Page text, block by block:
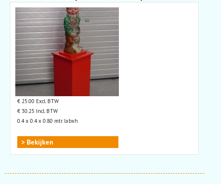
€ 25.00 Excl. BTW
€ 30.25 Incl. BTW
0.4 x 0.4 x 0.80 mtr. lxbxh
> Bekijken